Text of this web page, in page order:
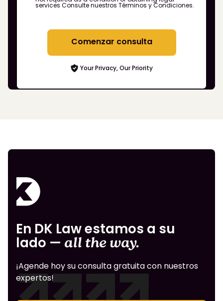
services Consulte nuestros Términos y Condiciones.
Comenzar consulta
Your Privacy, Our Priority
En DK Law estamos a su
lado — all the way.
¡Agende hoy su consulta gratuita con nuestros
expertos!